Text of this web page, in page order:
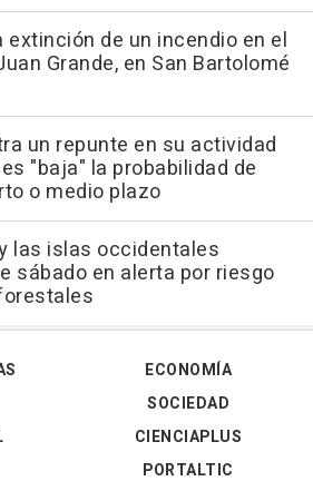
extinción de un incendio en el
Grande, en San Bartolomé
un repunte en su actividad
"baja" la probabilidad de
o medio plazo
las islas occidentales
sábado en alerta por riesgo
ECONOMÍA
SOCIEDAD
CIENCIAPLUS
PORTALTIC